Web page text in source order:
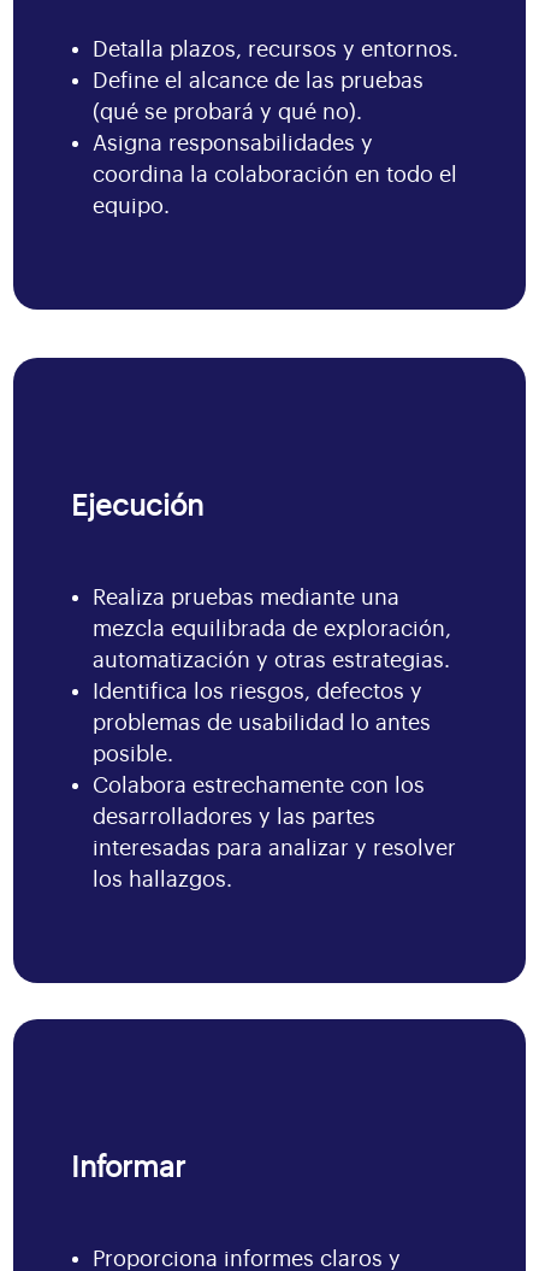
Detalla plazos, recursos y entornos.
Define el alcance de las pruebas
(qué se probará y qué no).
Asigna responsabilidades y
coordina la colaboración en todo el
equipo.
Ejecución
Realiza pruebas mediante una
mezcla equilibrada de exploración,
automatización y otras estrategias.
Identifica los riesgos, defectos y
problemas de usabilidad lo antes
posible.
Colabora estrechamente con los
desarrolladores y las partes
interesadas para analizar y resolver
los hallazgos.
Informar
Proporciona informes claros y